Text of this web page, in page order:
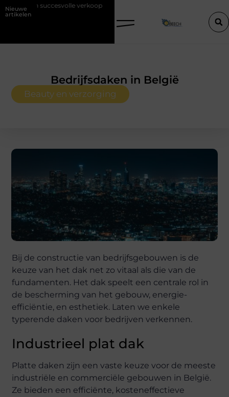
Nieuwe
artikelen
verkoop Goed onderhoud loont altijd bij de aankoop van een
Bedrijfsdaken in België
Beauty en verzorging
Bij de constructie van bedrijfsgebouwen is de
keuze van het dak net zo vitaal als die van de
fundamenten. Het dak speelt een centrale rol in
de bescherming van het gebouw, energie-
efficiëntie, en esthetiek. Laten we enkele
typerende daken voor bedrijven verkennen.
Industrieel plat dak
Platte daken zijn een vaste keuze voor de meeste
industriële en commerciële gebouwen in België.
Ze bieden een efficiënte, kosteneffectieve